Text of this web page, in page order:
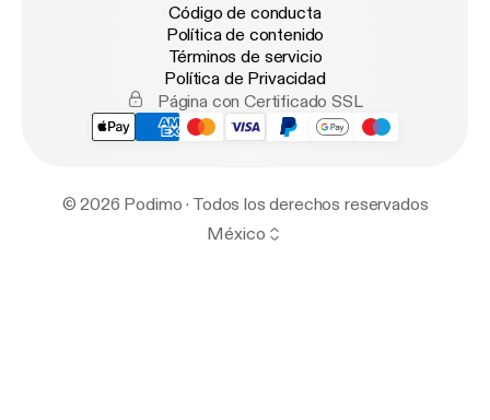
Código de conducta
Política de contenido
Términos de servicio
Política de Privacidad
Página con Certificado SSL
© 2026 Podimo · Todos los derechos reservados
México